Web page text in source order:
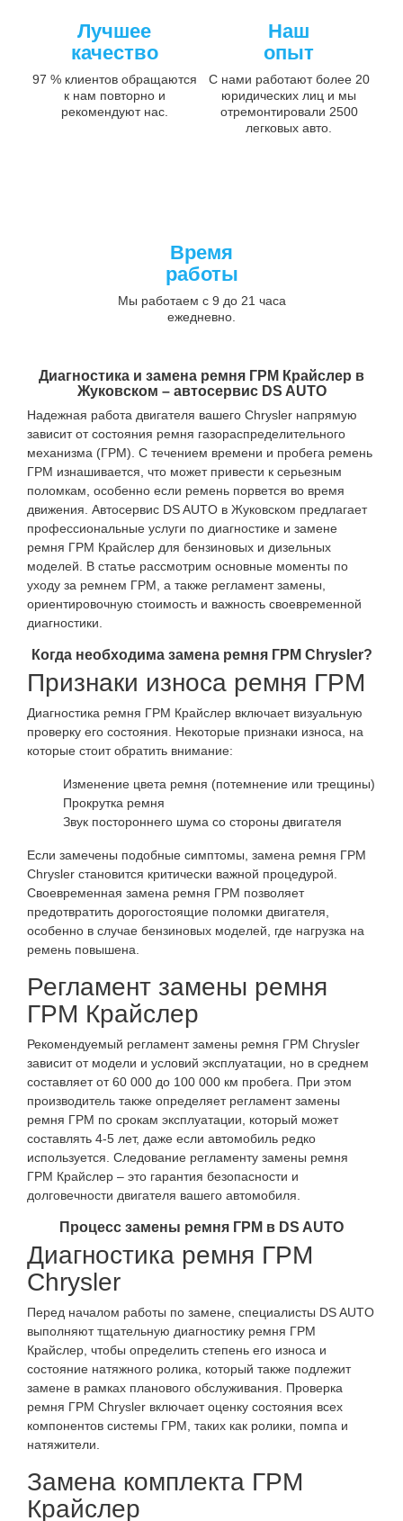
Лучшее
качество
97 % клиентов обращаются
к нам повторно и
рекомендуют нас.
Наш
опыт
С нами работают более 20
юридических лиц и мы
отремонтировали 2500
легковых авто.
Время
работы
Мы работаем с 9 до 21 часа
ежедневно.
Диагностика и замена ремня ГРМ Крайслер в
Жуковском – автосервис DS AUTO
Надежная работа двигателя вашего Chrysler напрямую
зависит от состояния ремня газораспределительного
механизма (ГРМ). С течением времени и пробега ремень
ГРМ изнашивается, что может привести к серьезным
поломкам, особенно если ремень порвется во время
движения. Автосервис DS AUTO в Жуковском предлагает
профессиональные услуги по диагностике и замене
ремня ГРМ Крайслер для бензиновых и дизельных
моделей. В статье рассмотрим основные моменты по
уходу за ремнем ГРМ, а также регламент замены,
ориентировочную стоимость и важность своевременной
диагностики.
Когда необходима замена ремня ГРМ Chrysler?
Признаки износа ремня ГРМ
Диагностика ремня ГРМ Крайслер включает визуальную
проверку его состояния. Некоторые признаки износа, на
которые стоит обратить внимание:
Изменение цвета ремня (потемнение или трещины)
Прокрутка ремня
Звук постороннего шума со стороны двигателя
Если замечены подобные симптомы, замена ремня ГРМ
Chrysler становится критически важной процедурой.
Своевременная замена ремня ГРМ позволяет
предотвратить дорогостоящие поломки двигателя,
особенно в случае бензиновых моделей, где нагрузка на
ремень повышена.
Регламент замены ремня
ГРМ Крайслер
Рекомендуемый регламент замены ремня ГРМ Chrysler
зависит от модели и условий эксплуатации, но в среднем
составляет от 60 000 до 100 000 км пробега. При этом
производитель также определяет регламент замены
ремня ГРМ по срокам эксплуатации, который может
составлять 4-5 лет, даже если автомобиль редко
используется. Следование регламенту замены ремня
ГРМ Крайслер – это гарантия безопасности и
долговечности двигателя вашего автомобиля.
Процесс замены ремня ГРМ в DS AUTO
Диагностика ремня ГРМ
Chrysler
Перед началом работы по замене, специалисты DS AUTO
выполняют тщательную диагностику ремня ГРМ
Крайслер, чтобы определить степень его износа и
состояние натяжного ролика, который также подлежит
замене в рамках планового обслуживания. Проверка
ремня ГРМ Chrysler включает оценку состояния всех
компонентов системы ГРМ, таких как ролики, помпа и
натяжители.
Замена комплекта ГРМ
Крайслер